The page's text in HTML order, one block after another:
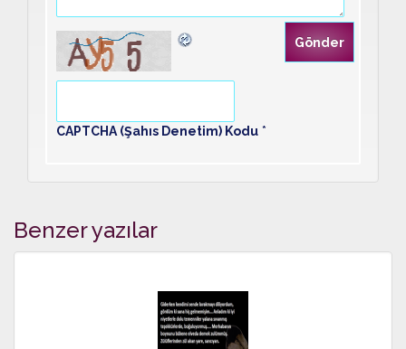
CAPTCHA (Şahıs Denetim) Kodu *
Benzer yazılar